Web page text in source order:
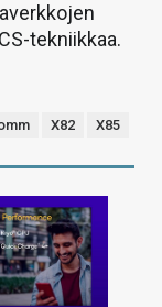
tekniikkaa.
X82 X85